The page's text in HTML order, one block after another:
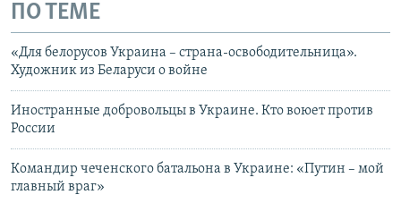
ПО ТЕМЕ
«Для белорусов Украина – страна-освободительница».
Художник из Беларуси о войне
Иностранные добровольцы в Украине. Кто воюет против
России
Командир чеченского батальона в Украине: «Путин – мой
главный враг»